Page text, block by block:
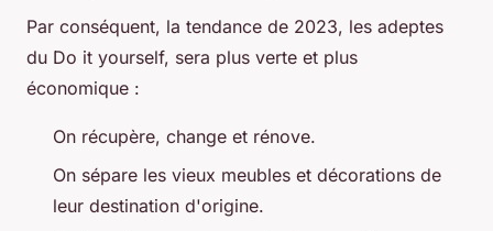
Par conséquent, la tendance de 2023, les adeptes
du Do it yourself, sera plus verte et plus
économique :
On récupère, change et rénove.
On sépare les vieux meubles et décorations de
leur destination d'origine.